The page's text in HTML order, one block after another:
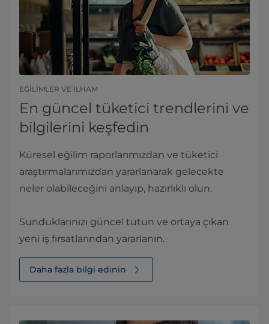
EĞILIMLER VE ILHAM
En güncel tüketici trendlerini ve
bilgilerini keşfedin
Küresel eğilim raporlarımızdan ve tüketici
araştırmalarımızdan yararlanarak gelecekte
neler olabileceğini anlayıp, hazırlıklı olun.
Sunduklarınızı güncel tutun ve ortaya çıkan
yeni iş fırsatlarından yararlanın.
Daha fazla bilgi edinin